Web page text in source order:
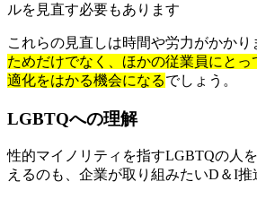
ルを見直す必要もあります
これらの見直しは時間や労力がかかり
ためだけでなく、ほかの従業員にと
適化をはかる機会になるでしょう。
LGBTQへの理解
性的マイノリティを指すLGBTQの人
えるのも、企業が取り組みたいD＆I推